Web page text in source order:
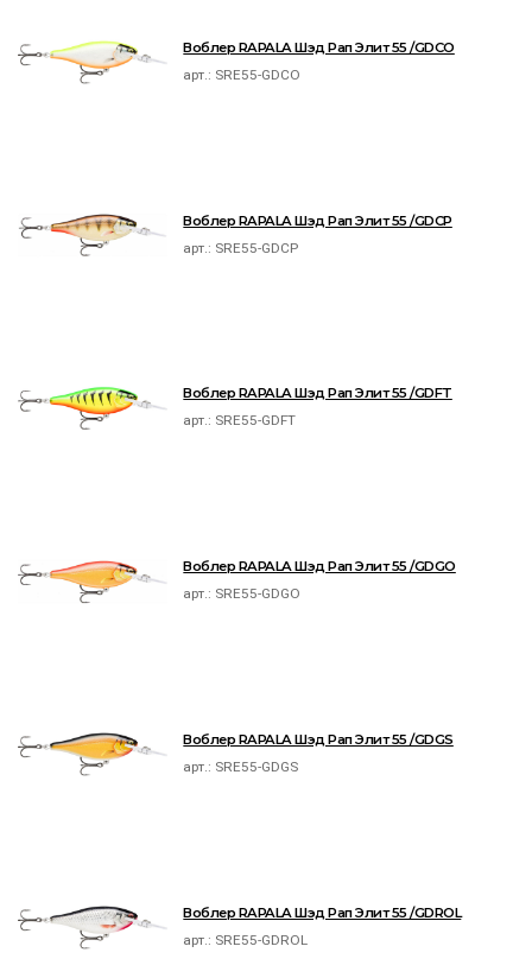
Воблер RAPALA Шэд Рап Элит 55 /GDCO
арт.: SRE55-GDCO
Воблер RAPALA Шэд Рап Элит 55 /GDCP
арт.: SRE55-GDCP
Воблер RAPALA Шэд Рап Элит 55 /GDFT
арт.: SRE55-GDFT
Воблер RAPALA Шэд Рап Элит 55 /GDGO
арт.: SRE55-GDGO
Воблер RAPALA Шэд Рап Элит 55 /GDGS
арт.: SRE55-GDGS
Воблер RAPALA Шэд Рап Элит 55 /GDROL
арт.: SRE55-GDROL